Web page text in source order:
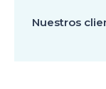
Nuestros